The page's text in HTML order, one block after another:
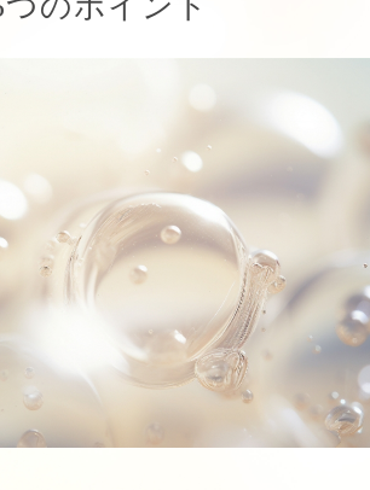
つのポイント